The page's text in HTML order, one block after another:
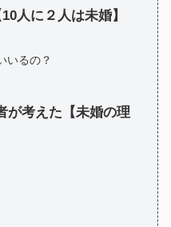
人に２人は未婚】
いるの？
が考えた【未婚の理